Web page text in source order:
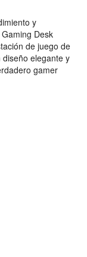
y
Desk
de juego de
elegante y
gamer